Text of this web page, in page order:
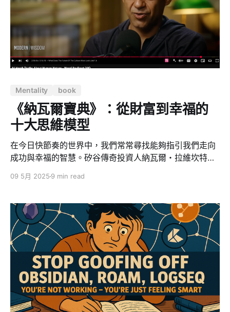
員測驗》考場，很快就發現：「方法論只拿得到及格，真
正決勝的是台灣法條藏的『阿拉伯數字』與『主管機
關』。」 這類的考題反覆出現 —— * 臨時性現金匯款 ≥3
萬元 就得標註身分 * 現金交易 ≥50 萬元 一律申報 CTR *
STR 通報2 個營業日內完成
Mentality book
《納瓦爾寶典》：從財富到幸福的
十大思維模型
在今日快節奏的世界中，我們常常尋找能夠指引我們走向
成功與幸福的智慧。矽谷傳奇投資人納瓦爾・拉維坎特
法，幫助我們重新思考財富、成功與人生滿足。本文從
心思維模型，從目標設定到方法再到心態，形成一個完整
的系統，幫助我們在追求卓越的過程中保持平衡與智慧。
一、目標：明確你真正想要的是什麼 1. 財富不等於金錢，
最終目標是自由 納瓦爾明確區分了三個常被混淆的概念：
財富、金錢和地位。 * 財富是指能在你睡覺時仍為你賺錢
的資產和事業。它可以是房產、軟體、內容或人力資源等
形式。財富創造是一場正和遊戲，透過槓桿可以持續增
加。 * 金錢是時間換取的報酬，呈線性關係 —— 投入八
小時工作，獲得相應的月薪。 * 地位則是社會階層中的位
09 5月 2025 9 min read